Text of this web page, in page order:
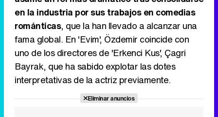
en la industria por sus trabajos en comedias
románticas, que la han llevado a alcanzar una
fama global. En 'Evim', Özdemir coincide con
uno de los directores de 'Erkenci Kus', Çagri
Bayrak, que ha sabido explotar las dotes
interpretativas de la actriz previamente.
Eliminar anuncios